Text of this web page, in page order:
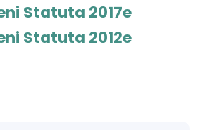
Statuta 2017e
Statuta 2012e